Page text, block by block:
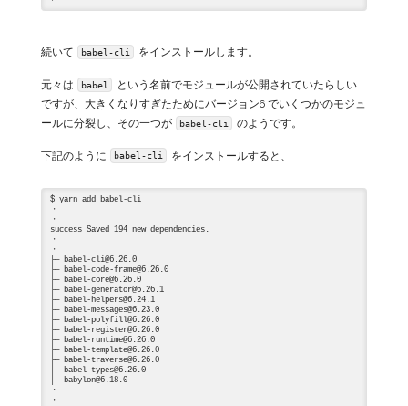
続いて babel-cli をインストールします。
元々は babel
という名前でモジュールが公開されていたらしい
ですが、大きくなりすぎたためにバージョン6 でいくつかのモジュ
ールに分裂し、その一つが
babel-cli のようです。
下記のように babel-cli をインストールすると、
$ yarn add babel-cli
・
・
success Saved 194 new dependencies.
・
・
├─ babel-cli@6.26.0
├─ babel-code-frame@6.26.0
├─ babel-core@6.26.0
├─ babel-generator@6.26.1
├─ babel-helpers@6.24.1
├─ babel-messages@6.23.0
├─ babel-polyfill@6.26.0
├─ babel-register@6.26.0
├─ babel-runtime@6.26.0
├─ babel-template@6.26.0
├─ babel-traverse@6.26.0
├─ babel-types@6.26.0
├─ babylon@6.18.0
・
・